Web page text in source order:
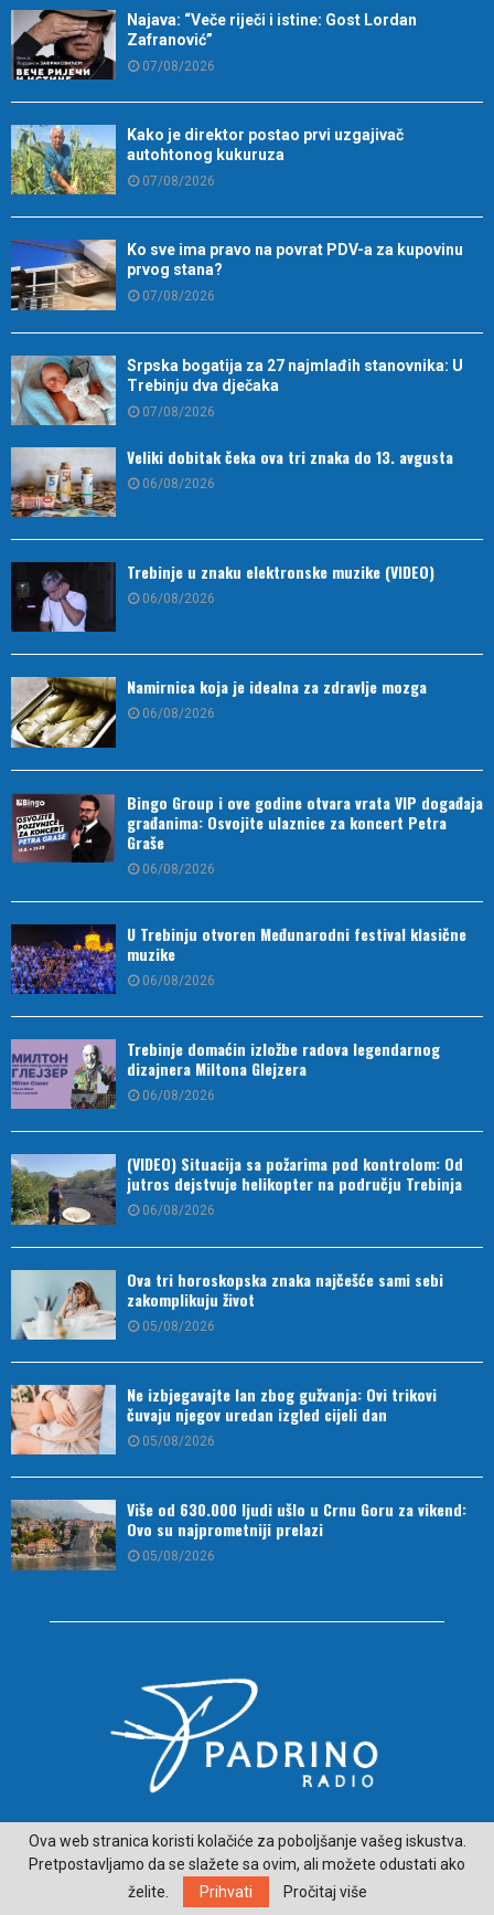
Najava: “Veče riječi i istine: Gost Lordan
Zafranović”
07/08/2026
Kako je direktor postao prvi uzgajivač
autohtonog kukuruza
07/08/2026
Ko sve ima pravo na povrat PDV-a za kupovinu
prvog stana?
07/08/2026
Srpska bogatija za 27 najmlađih stanovnika: U
Trebinju dva dječaka
07/08/2026
Veliki dobitak čeka ova tri znaka do 13. avgusta
06/08/2026
Trebinje u znaku elektronske muzike (VIDEO)
06/08/2026
Namirnica koja je idealna za zdravlje mozga
06/08/2026
Bingo Group i ove godine otvara vrata VIP događaja
građanima: Osvojite ulaznice za koncert Petra
Graše
06/08/2026
U Trebinju otvoren Međunarodni festival klasične
muzike
06/08/2026
Trebinje domaćin izložbe radova legendarnog
dizajnera Miltona Glejzera
06/08/2026
(VIDEO) Situacija sa požarima pod kontrolom: Od
jutros dejstvuje helikopter na području Trebinja
06/08/2026
Ova tri horoskopska znaka najčešće sami sebi
zakomplikuju život
05/08/2026
Ne izbjegavajte lan zbog gužvanja: Ovi trikovi
čuvaju njegov uredan izgled cijeli dan
05/08/2026
Više od 630.000 ljudi ušlo u Crnu Goru za vikend:
Ovo su najprometniji prelazi
05/08/2026
O NAMA
ČITAJ VIJESTI SA LJEPŠE STRANE HERCEGOVINE - padrino.ba
Ova web stranica koristi kolačiće za poboljšanje vašeg iskustva.
Pretpostavljamo da se slažete sa ovim, ali možete odustati ako
želite.
Prihvati Pročitaj više